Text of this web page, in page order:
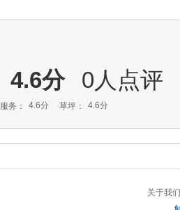
4.6分 0人点评
服务： 4.6分 草坪： 4.6分
关于我们